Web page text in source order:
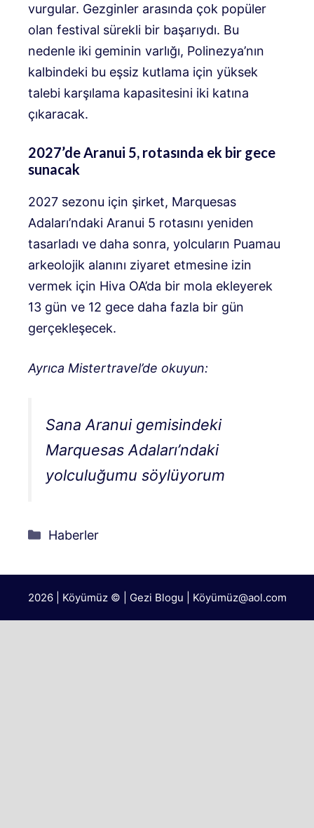
vurgular. Gezginler arasında çok popüler
olan festival sürekli bir başarıydı. Bu
nedenle iki geminin varlığı, Polinezya’nın
kalbindeki bu eşsiz kutlama için yüksek
talebi karşılama kapasitesini iki katına
çıkaracak.
2027’de Aranui 5, rotasında ek bir gece
sunacak
2027 sezonu için şirket, Marquesas
Adaları’ndaki Aranui 5 rotasını yeniden
tasarladı ve daha sonra, yolcuların Puamau
arkeolojik alanını ziyaret etmesine izin
vermek için Hiva OA’da bir mola ekleyerek
13 gün ve 12 gece daha fazla bir gün
gerçekleşecek.
Ayrıca Mistertravel’de okuyun:
Sana Aranui gemisindeki
Marquesas Adaları’ndaki
yolculuğumu söylüyorum
Kategoriler
Haberler
2026 | Köyümüz © | Gezi Blogu | Köyümüz@aol.com